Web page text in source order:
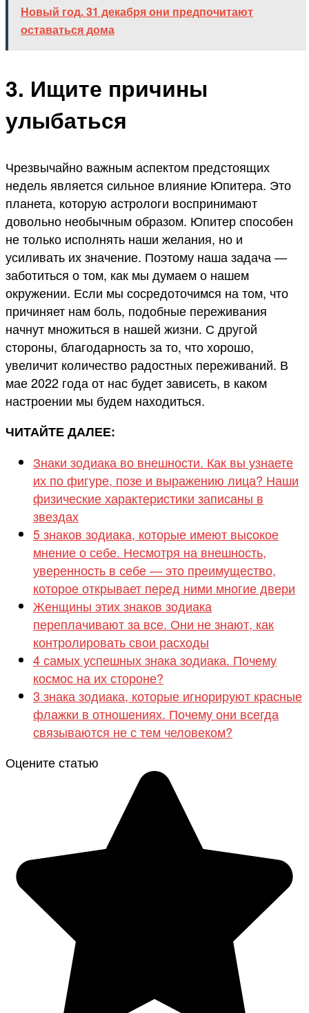
Новый год. 31 декабря они предпочитают
оставаться дома
3. Ищите причины
улыбаться
Чрезвычайно важным аспектом предстоящих
недель является сильное влияние Юпитера. Это
планета, которую астрологи воспринимают
довольно необычным образом. Юпитер способен
не только исполнять наши желания, но и
усиливать их значение. Поэтому наша задача —
заботиться о том, как мы думаем о нашем
окружении. Если мы сосредоточимся на том, что
причиняет нам боль, подобные переживания
начнут множиться в нашей жизни. С другой
стороны, благодарность за то, что хорошо,
увеличит количество радостных переживаний. В
мае 2022 года от нас будет зависеть, в каком
настроении мы будем находиться.
ЧИТАЙТЕ ДАЛЕЕ:
Знаки зодиака во внешности. Как вы узнаете
их по фигуре, позе и выражению лица? Наши
физические характеристики записаны в
звездах
5 знаков зодиака, которые имеют высокое
мнение о себе. Несмотря на внешность,
уверенность в себе — это преимущество,
которое открывает перед ними многие двери
Женщины этих знаков зодиака
переплачивают за все. Они не знают, как
контролировать свои расходы
4 самых успешных знака зодиака. Почему
космос на их стороне?
3 знака зодиака, которые игнорируют красные
флажки в отношениях. Почему они всегда
связываются не с тем человеком?
Оцените статью